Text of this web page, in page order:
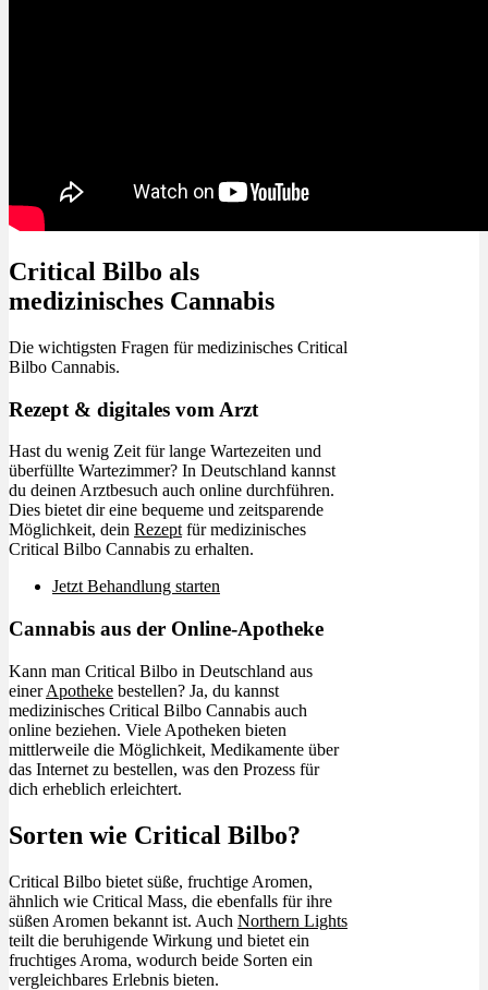
Critical Bilbo als
medizinisches Cannabis
Die wichtigsten Fragen für medizinisches Critical
Bilbo Cannabis.
Rezept & digitales vom Arzt
Hast du wenig Zeit für lange Wartezeiten und
überfüllte Wartezimmer? In Deutschland kannst
du deinen Arztbesuch auch online durchführen.
Dies bietet dir eine bequeme und zeitsparende
Möglichkeit, dein Rezept für medizinisches
Critical Bilbo Cannabis zu erhalten.
Jetzt Behandlung starten
Cannabis aus der Online-Apotheke
Kann man Critical Bilbo in Deutschland aus
einerApotheke bestellen? Ja, du kannst
medizinisches Critical Bilbo Cannabis auch
online beziehen. Viele Apotheken bieten
mittlerweile die Möglichkeit, Medikamente über
das Internet zu bestellen, was den Prozess für
dich erheblich erleichtert.
Sorten wie Critical Bilbo?
Critical Bilbo bietet süße, fruchtige Aromen,
ähnlich wie Critical Mass, die ebenfalls für ihre
süßen Aromen bekannt ist. Auch Northern Lights
teilt die beruhigende Wirkung und bietet ein
fruchtiges Aroma, wodurch beide Sorten ein
vergleichbares Erlebnis bieten.